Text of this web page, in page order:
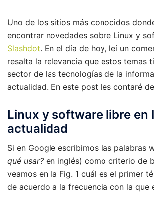
Uno de los sitios más conocidos
encontrar novedades sobre Linux y
Slashdot. En el día de hoy, leí un
resalta la relevancia que estos temas
sector de las tecnologías de la
actualidad. En este post les contaré
Linux y software libre en
actualidad
Si en Google escribimos las palabras
qué usar? en inglés) como criterio de
veamos en la Fig. 1 cuál es el primer
de acuerdo a la frecuencia con la que